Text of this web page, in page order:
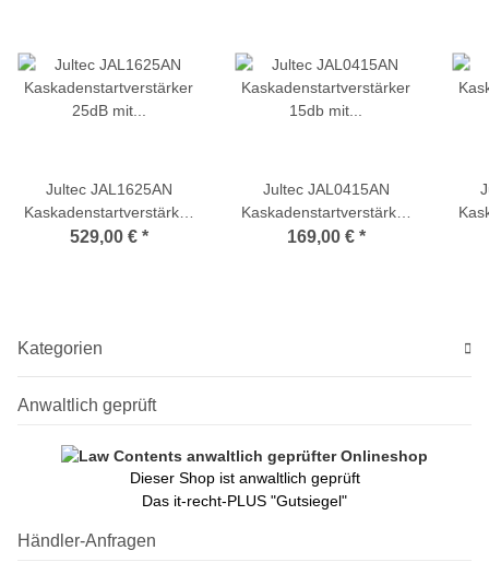
Jultec JAL1625AN
Kaskadenstartverstärker
25dB mit Netzteil
529,00 € *
Jultec JAL0415AN
Kaskadenstartverstärker
15db mit Netzteil
169,00 € *
Kategorien
Anwaltlich geprüft
Dieser Shop ist anwaltlich geprüft
Das it-recht-PLUS "Gutsiegel"
Händler-Anfragen